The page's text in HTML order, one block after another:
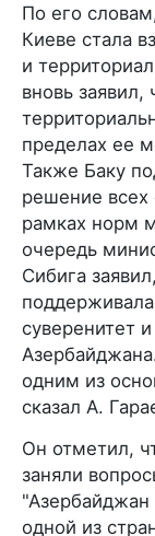
По его
Киеве стала
и
вновь заявил,
пределах ее
Также Баку
решение всех
рамках норм
очередь
Сибига
суверенитет
одним из
сказал А.
Он отметил,
заняли
"Азербайджан
одной из